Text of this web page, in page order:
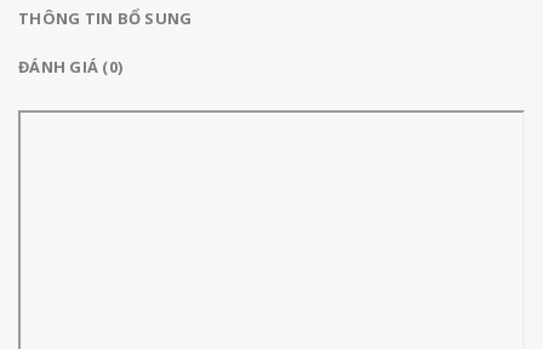
THÔNG TIN BỔ SUNG
ĐÁNH GIÁ (0)